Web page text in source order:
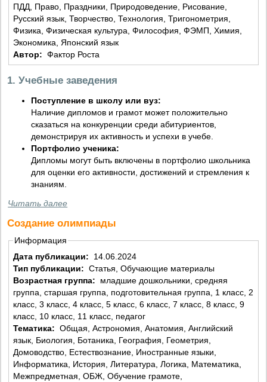
ПДД, Право, Праздники, Природоведение, Рисование,
Русский язык, Творчество, Технология, Тригонометрия,
Физика, Физическая культура, Философия, ФЭМП, Химия,
Экономика, Японский язык
Автор: Фактор Роста
1. Учебные заведения
Поступление в школу или вуз:
Наличие дипломов и грамот может положительно
сказаться на конкуренции среди абитуриентов,
демонстрируя их активность и успехи в учебе.
Портфолио ученика:
Дипломы могут быть включены в портфолио школьника
для оценки его активности, достижений и стремления к
знаниям.
Читать далее
Создание олимпиады
Информация
Дата публикации:
14.06.2024
Тип публикации: Статья, Обучающие материалы
Возрастная группа:
группа, старшая группа, подготовительная группа, 1 класс, 2
класс, 3 класс, 4 класс, 5 класс, 6 класс, 7 класс, 8 класс, 9
класс, 10 класс, 11 класс, педагог
Тематика: Общая, Астрономия, Анатомия, Английский
язык, Биология, Ботаника, География, Геометрия,
Домоводство, Естествознание, Иностранные языки,
Информатика, История, Литература, Логика, Математика,
Межпредметная, ОБЖ, Обучение грамоте,